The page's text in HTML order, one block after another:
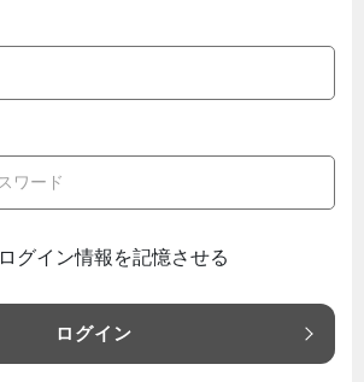
ログイン情報を記憶させる
ログイン